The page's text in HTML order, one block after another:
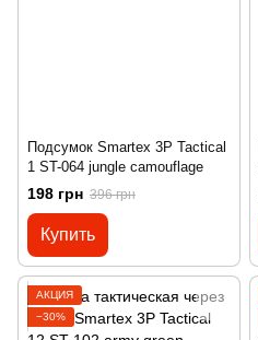
Подсумок Smartex 3P Tactical
1 ST-064 jungle camouflage
198 грн 396 грн
Купить
АКЦИЯ
−30%